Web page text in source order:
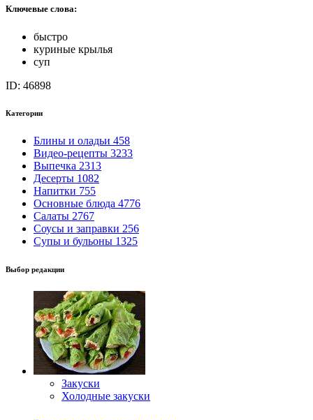
Категории
Блины и оладьи
Видео-рецепты3233
Выпечка
2313
Десерты
Напитки
Выбор редакции
Закуски
Рулетики из зеленого салата